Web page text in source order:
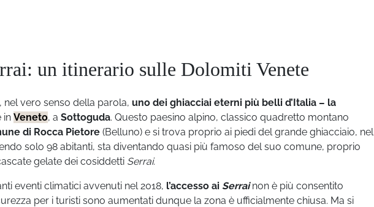
un itinerario sulle Dolomiti Venete
vero senso della parola, uno dei ghiacciai eterni più belli d’Italia – la
in Veneto, a Sottoguda. Questo paesino alpino, classico quadretto montano
di Rocca Pietore (Belluno) e si trova proprio ai piedi del grande ghiacciaio, nel
solo 98 abitanti, sta diventando quasi più famoso del suo comune, proprio
gelate dei cosiddetti Serrai.
eventi climatici avvenuti nel 2018, l’accesso ai Serrai non è più consentito
per i turisti sono aumentati dunque la zona è ufficialmente chiusa. Ma si